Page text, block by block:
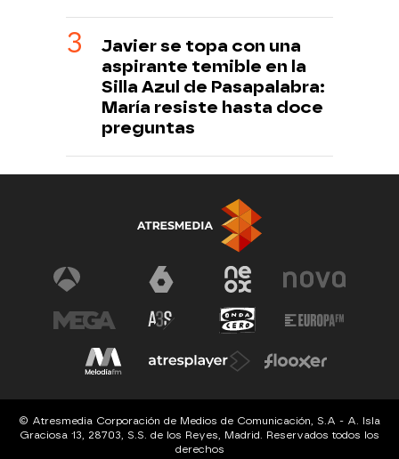
Javier se topa con una
aspirante temible en la
Silla Azul de Pasapalabra:
María resiste hasta doce
preguntas
© Atresmedia Corporación de Medios de Comunicación, S.A - A. Isla
Graciosa 13, 28703, S.S. de los Reyes, Madrid. Reservados todos los
derechos